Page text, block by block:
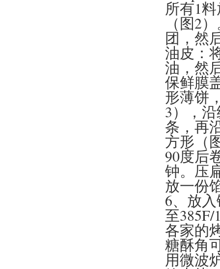
所有1
（图2
团，然
油皮：
油，然
保鲜膜
形薄饼
3），
条，再
方形（
90度后
钟。压
放一份
6、放
至
各家的
糖酥角
用微波